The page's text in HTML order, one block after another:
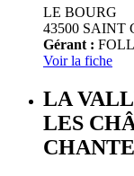
LE BOURG
43500 SAINT
Gérant :
Voir la fiche
LA
LES